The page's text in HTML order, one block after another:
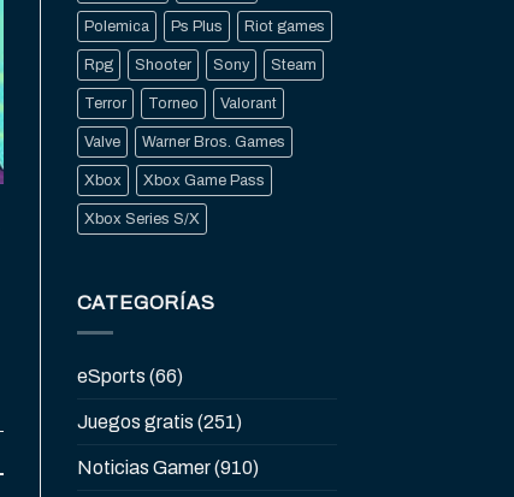
Polemica Ps Plus Riot games
Rpg Shooter Sony Steam
Terror Torneo Valorant
Valve Warner Bros. Games
Xbox Xbox Game Pass
Xbox Series S/X
CATEGORÍAS
eSports (66)
Juegos gratis (251)
Noticias Gamer(910)